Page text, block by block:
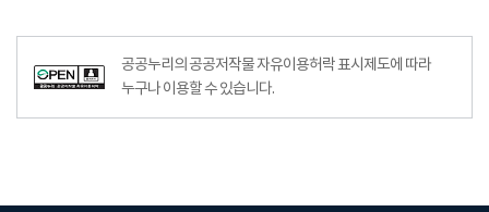
공공누리공공저작물자유이용허락–출처표시이미지
공공누리의 공공저작물 자유이용허락 표시제도에 따라
누구나 이용할 수 있습니다.